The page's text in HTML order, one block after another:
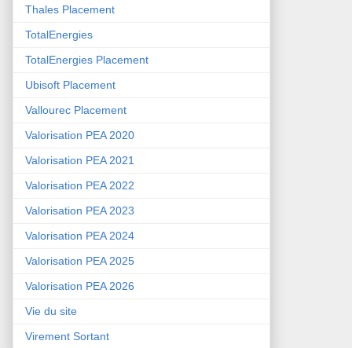
Thales Placement
TotalEnergies
TotalEnergies Placement
Ubisoft Placement
Vallourec Placement
Valorisation PEA 2020
Valorisation PEA 2021
Valorisation PEA 2022
Valorisation PEA 2023
Valorisation PEA 2024
Valorisation PEA 2025
Valorisation PEA 2026
Vie du site
Virement Sortant